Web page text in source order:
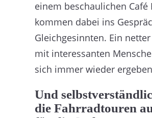
einem beschaulichen Café
kommen dabei ins
Gleichgesinnten. Ein
mit interessanten
sich immer wieder
Und
die Fahrradtouren